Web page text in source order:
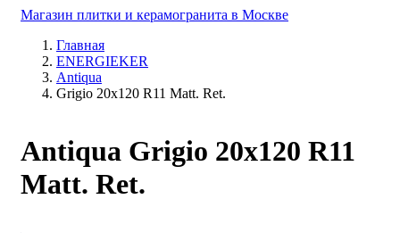
Магазин плитки и керамогранита в Москве
Главная
ENERGIEKER
Antiqua
Grigio 20x120 R11 Matt. Ret.
Antiqua Grigio 20x120 R11
Matt. Ret.